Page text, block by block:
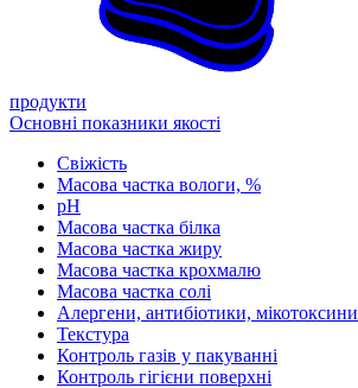
продукти
Основні показники якості
Свіжість
Масова частка вологи, %
рН
Масова частка білка
Масова частка жиру
Масова частка крохмалю
Масова частка солі
Алергени, антибіотики, мікотоксини
Текстура
Контроль газів у пакуванні
Контроль гігієни поверхні